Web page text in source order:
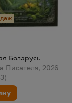
Беларусь
Беларусь
Писателя, 2026
)